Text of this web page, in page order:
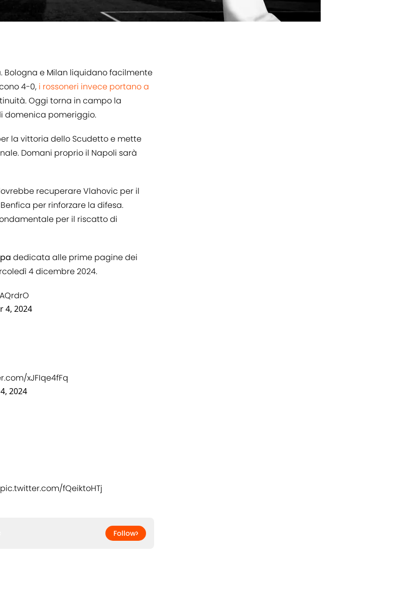
Bologna e Milan liquidano facilmente
4-0, i rossoneri invece portano a
Oggi torna in campo la
domenica pomeriggio.
la vittoria dello Scudetto e mette
Domani proprio il Napoli sarà
recuperare Vlahovic per il
per rinforzare la difesa.
per il riscatto di
dedicata alle prime pagine dei
4 dicembre 2024.
4, 2024
xJFIqe4fFq
2024
pic.twitter.com/fQeiktoHTj
Follow